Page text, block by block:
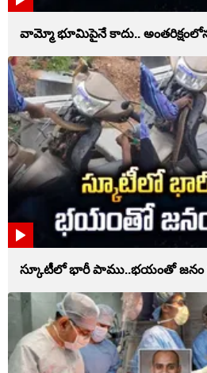
వామ్మో భూమిపైనే కాదు..
స్కూటీలో భారీ పాము..భయంతో జనం